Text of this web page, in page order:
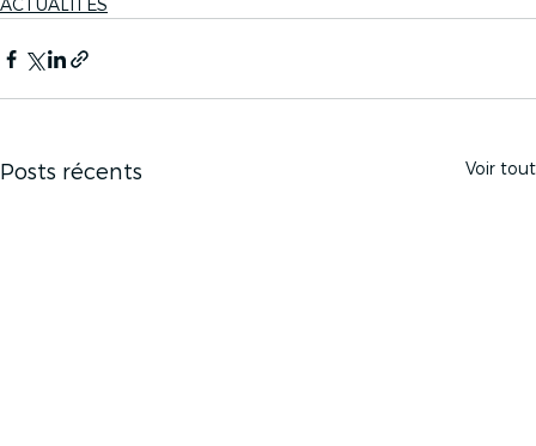
ACTUALITÉS
Posts récents Voir tout